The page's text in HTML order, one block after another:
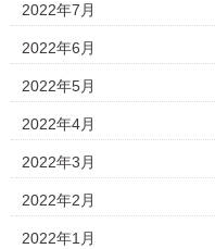
2022年7月
2022年6月
2022年5月
2022年4月
2022年3月
2022年2月
2022年1月